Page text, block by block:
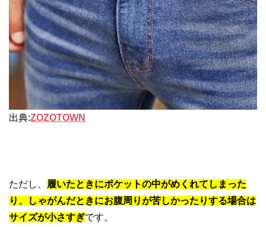
出典:ZOZOTOWN
ただし、
履いたときにポケットの中がめくれてしまった
り、しゃがんだときにお腹周りが苦しかったりする場合は
サイズが小さすぎです。